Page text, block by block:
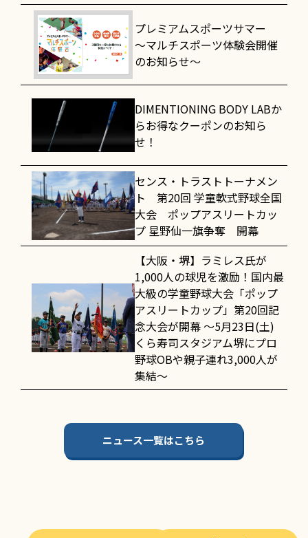
プレミアムスポーツサマー
～マルチスポーツ体験会開催
のお知らせ～
DIMENTIONING BODY LABか
らお得なクーポンのお知ら
せ！
センス・トラストトーナメン
ト 第20回 学童軟式野球全国
大会 ポップアスリートカッ
プ 星野仙一旗争奪 開幕
【大阪・堺】ラミレス氏が
1,000人の球児を激励！国内最
大級の学童野球大会「ポップ
アスリートカップ」第20回記
念大会が開幕 〜5月23日(土)
くら寿司スタジアム堺にプロ
野球OBや親子連れ3,000人が
集結〜
ニュース一覧はこちら